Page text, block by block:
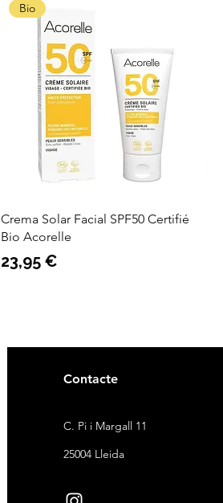
Bio
Crema Solar Facial SPF50 Certifié
Bio Acorelle
Preu
23,95 €
Contacte
C. Pi i Margall 11
25004 Lleida